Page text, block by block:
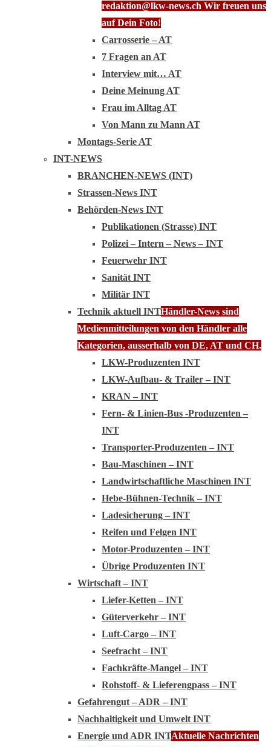
redaktion@lkw-news.ch Wir freuen uns
auf Dein Foto!
Carrosserie – AT
7 Fragen an AT
Interview mit… AT
Deine Meinung AT
Frau im Alltag AT
Von Mann zu Mann AT
Montags-Serie AT
INT-NEWS
BRANCHEN-NEWS (INT)
Strassen-News INT
Behörden-News INT
Publikationen (Strasse) INT
Polizei – Intern – News – INT
Feuerwehr INT
Sanität INT
Militär INT
Technik aktuell INTHändler-News sind
Medienmitteilungen von den Händler alle
Kategorien, ausserhalb von DE, AT und CH.
LKW-Produzenten INT
LKW-Aufbau- & Trailer – INT
KRAN – INT
Fern- & Linien-Bus -Produzenten –
INT
Transporter-Produzenten – INT
Bau-Maschinen – INT
Landwirtschaftliche Maschinen INT
Hebe-Bühnen-Technik – INT
Ladesicherung – INT
Reifen und Felgen INT
Motor-Produzenten – INT
Übrige Produzenten INT
Wirtschaft – INT
Liefer-Ketten – INT
Güterverkehr – INT
Luft-Cargo – INT
Seefracht – INT
Fachkräfte-Mangel – INT
Rohstoff- & Lieferengpass – INT
Gefahrengut – ADR – INT
Nachhaltigkeit und Umwelt INT
Energie und ADR INTAktuelle Nachrichten